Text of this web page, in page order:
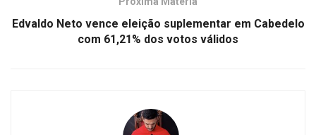
Edvaldo Neto vence eleição suplementar em Cabedelo
com 61,21% dos votos válidos